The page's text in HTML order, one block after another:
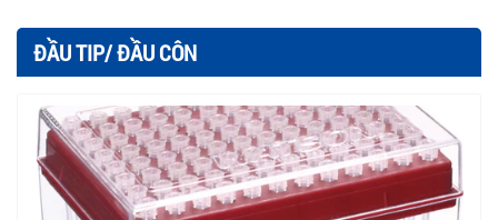
ĐẦU TIP/ ĐẦU CÔN